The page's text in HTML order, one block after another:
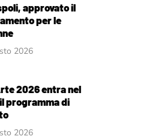
approvato il
per le
2026
2026 entra nel
programma di
2026